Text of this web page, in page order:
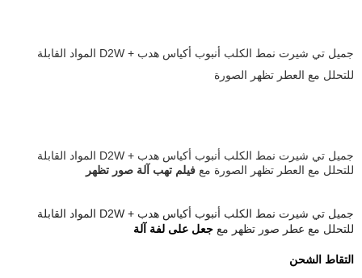
جميل تي شيرت نمط الكلب أنبوب أكياس هدب + D2W المواد القابلة
للتحلل مع العطر تظهر الصورة
جميل تي شيرت نمط الكلب أنبوب أكياس هدب + D2W المواد القابلة
للتحلل مع العطر تظهر الصورة مع فيلم تهب آلة صور تظهر
جميل تي شيرت نمط الكلب أنبوب أكياس هدب + D2W المواد القابلة
للتحلل مع عطر صور تظهر مع جعل على لفة آلة
التقاط الشحن